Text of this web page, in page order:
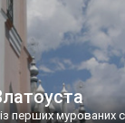
перших мурованих